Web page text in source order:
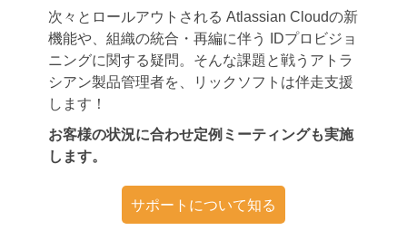
次々とロールアウトされる Atlassian Cloudの新
機能や、組織の統合・再編に伴う IDプロビジョ
ニングに関する疑問。そんな課題と戦うアトラ
シアン製品管理者を、リックソフトは伴走支援
します！
お客様の状況に合わせ定例ミーティングも実施
します。
サポートについて知る